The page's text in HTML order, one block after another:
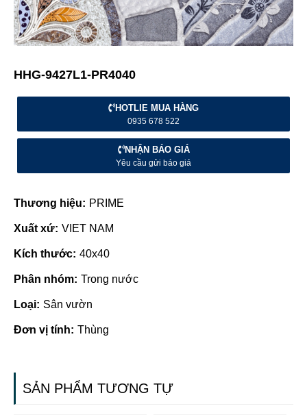
HHG-9427L1-PR4040
HOTLIE MUA HÀNG
0935 678 522
NHẬN BÁO GIÁ
Yêu cầu gửi báo giá
Thương hiệu: PRIME
Xuất xứ: VIET NAM
Kích thước: 40x40
Phân nhóm: Trong nước
Loại: Sân vườn
Đơn vị tính: Thùng
SẢN PHẨM TƯƠNG TỰ